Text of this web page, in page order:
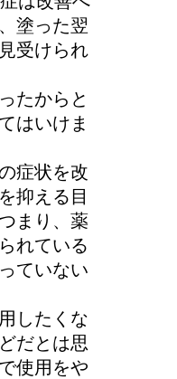
たい！イギリ
マナー
移した場合、
端に短くなる
が優位だと、
うなるの？
塗った翌
受けられ
たからと
はいけま
症状を改
抑える目
まり、薬
れている
ていない
したくな
だとは思
使用をや